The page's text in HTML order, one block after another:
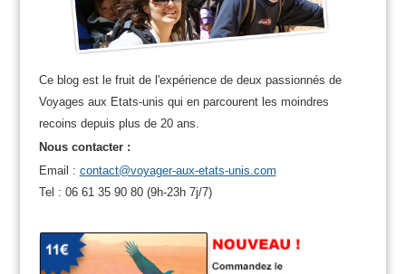
Ce blog est le fruit de l'expérience de deux passionnés de
Voyages aux Etats-unis qui en parcourent les moindres
recoins depuis plus de 20 ans.
Nous contacter :
Email : contact@voyager-aux-etats-unis.com
Tel : 06 61 35 90 80 (9h-23h 7j/7)